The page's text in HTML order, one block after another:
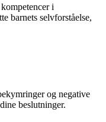
i
barnets selvforståelse,
og negative
beslutninger.